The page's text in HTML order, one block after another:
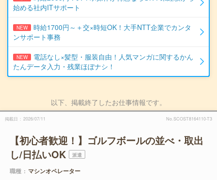
始める社内ITサポート
NEW
時給1700円～＋交×時短OK！大手NTT企業でカンタ
ンサポート事務
NEW
電話なし×髪型・服装自由！人気マンガに関するかん
たんデータ入力・残業ほぼナシ！
以下、掲載終了したお仕事情報です。
掲載日 2026/07/11 No.SCOST8164110-T3
【初心者歓迎！】ゴルフボールの並べ・取出
し/日払いOK
派遣
職種
マシンオペレーター